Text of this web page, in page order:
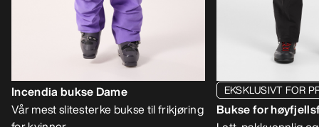
Incendia bukse Dame
Vår mest slitesterke bukse til frikjøring
EKSKLUSIVT FOR
Bukse for